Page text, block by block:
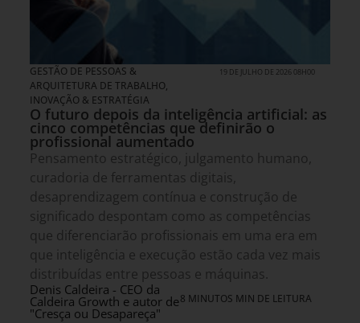
GESTÃO DE PESSOAS &
ARQUITETURA DE TRABALHO,
INOVAÇÃO & ESTRATÉGIA
19 DE JULHO DE 2026 08H00
O futuro depois da inteligência artificial: as
cinco competências que definirão o
profissional aumentado
Pensamento estratégico, julgamento humano,
curadoria de ferramentas digitais,
desaprendizagem contínua e construção de
significado despontam como as competências
que diferenciarão profissionais em uma era em
que inteligência e execução estão cada vez mais
distribuídas entre pessoas e máquinas.
Denis Caldeira - CEO da
Caldeira Growth e autor de
"Cresça ou Desapareça"
8 MINUTOS MIN DE LEITURA